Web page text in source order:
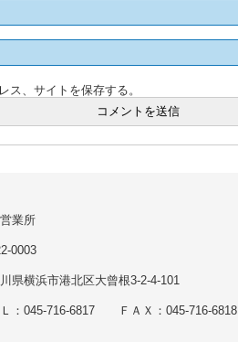
ス、サイトを保存する。
業所
0003
県横浜市港北区大曾根3-2-4-101
Ｌ：045-716-6817 ＦＡＸ：045-716-6818